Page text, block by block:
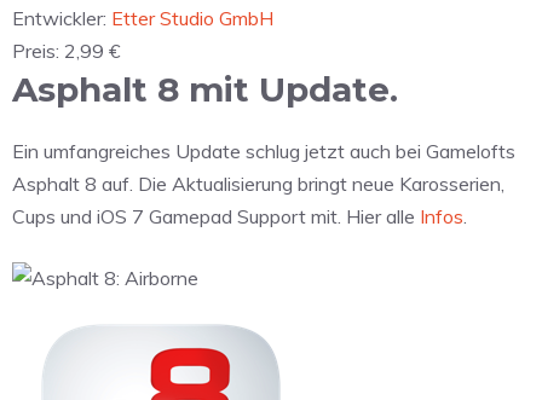
Entwickler: Etter Studio GmbH
Preis: 2,99 €
Asphalt 8 mit Update.
Ein umfangreiches Update schlug jetzt auch bei Gamelofts
Asphalt 8 auf. Die Aktualisierung bringt neue Karosserien,
Cups und iOS 7 Gamepad Support mit. Hier alle Infos.